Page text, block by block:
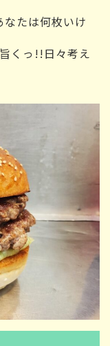
たは何枚いけ
くっ!!日々考え